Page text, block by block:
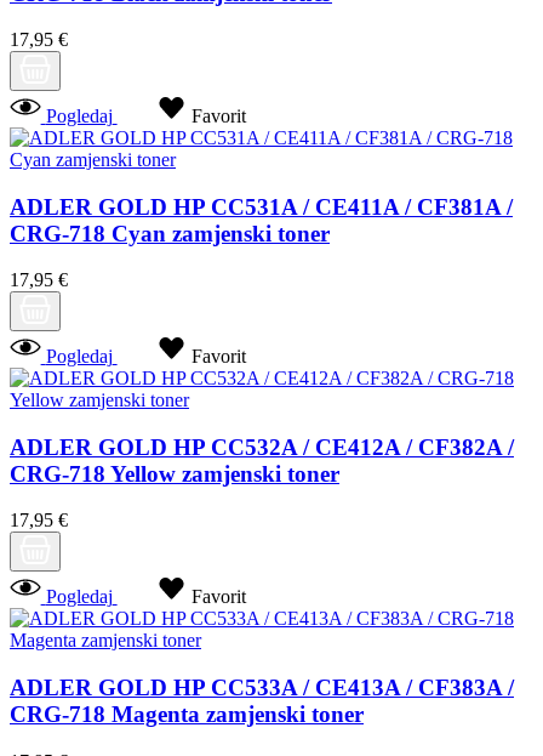
17,95 €
Pogledaj Favorit
ADLER GOLD HP CC531A / CE411A / CF381A /
CRG-718 Cyan zamjenski toner
17,95 €
Pogledaj Favorit
ADLER GOLD HP CC532A / CE412A / CF382A /
CRG-718 Yellow zamjenski toner
17,95 €
Pogledaj Favorit
ADLER GOLD HP CC533A / CE413A / CF383A /
CRG-718 Magenta zamjenski toner